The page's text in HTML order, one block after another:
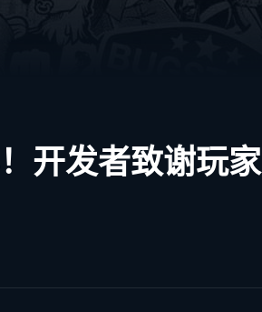
开发者致谢玩家